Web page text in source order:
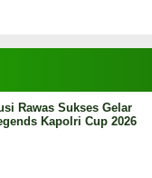
Rawas Sukses Gelar
Kapolri Cup 2026